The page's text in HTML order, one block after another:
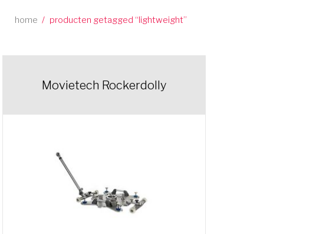
home / producten getagged “lightweight”
Movietech Rockerdolly